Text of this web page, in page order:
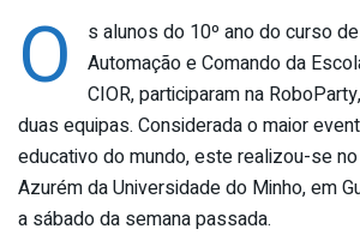
O
s alunos do 10º ano do curso
Automação e Comando da
CIOR, participaram na
duas equipas. Considerada o maior
educativo do mundo, este realizou-se
Azurém da Universidade do Minho, em
a sábado da semana passada.